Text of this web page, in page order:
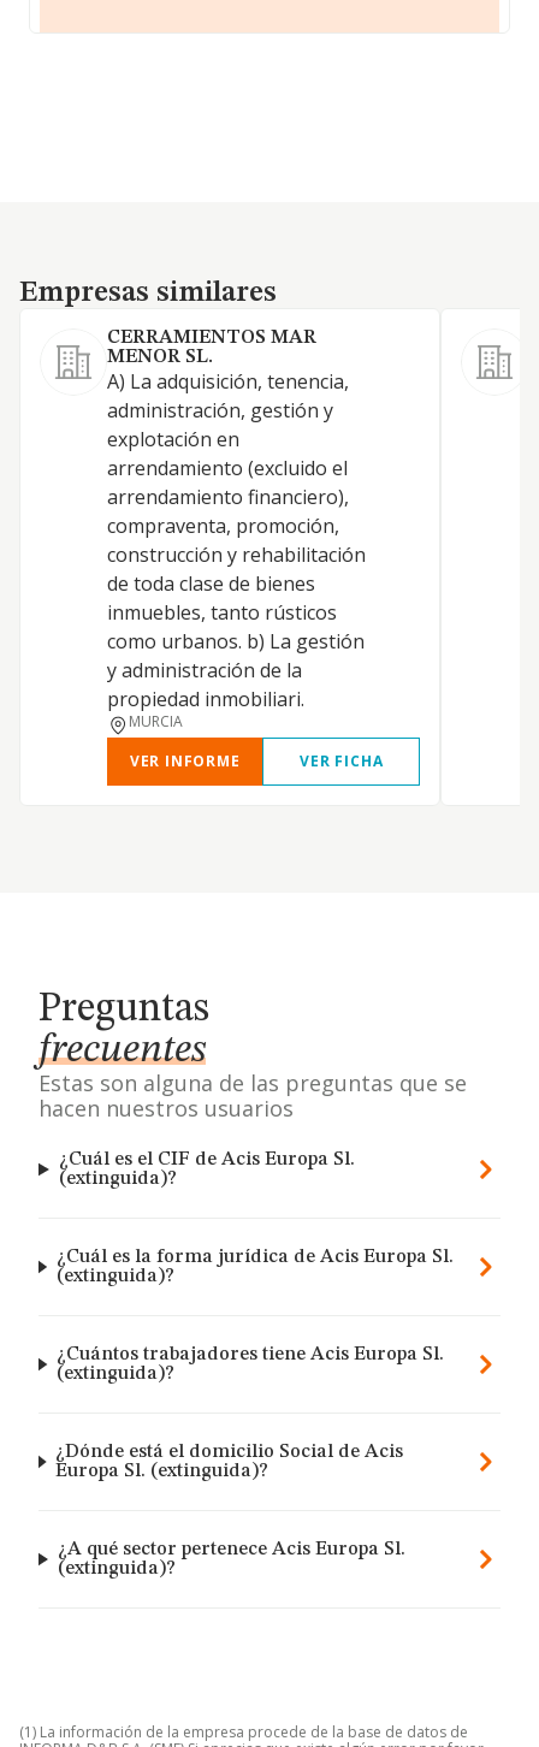
Empresas similares
Empresas similares
CERRAMIENTOS MAR
MENOR SL.
A) La adquisición, tenencia,
administración, gestión y
explotación en
arrendamiento (excluido el
arrendamiento financiero),
compraventa, promoción,
construcción y rehabilitación
de toda clase de bienes
inmuebles, tanto rústicos
como urbanos. b) La gestión
y administración de la
propiedad inmobiliari.
MURCIA
VER INFORME
VER FICHA
Preguntas
frecuentes
Estas son alguna de las preguntas que se
hacen nuestros usuarios
¿Cuál es el CIF de Acis Europa Sl.
(extinguida)?
¿Cuál es la forma jurídica de Acis Europa Sl.
(extinguida)?
¿Cuántos trabajadores tiene Acis Europa Sl.
(extinguida)?
¿Dónde está el domicilio Social de Acis
Europa Sl. (extinguida)?
¿A qué sector pertenece Acis Europa Sl.
(extinguida)?
(1) La información de la empresa procede de la base de datos de